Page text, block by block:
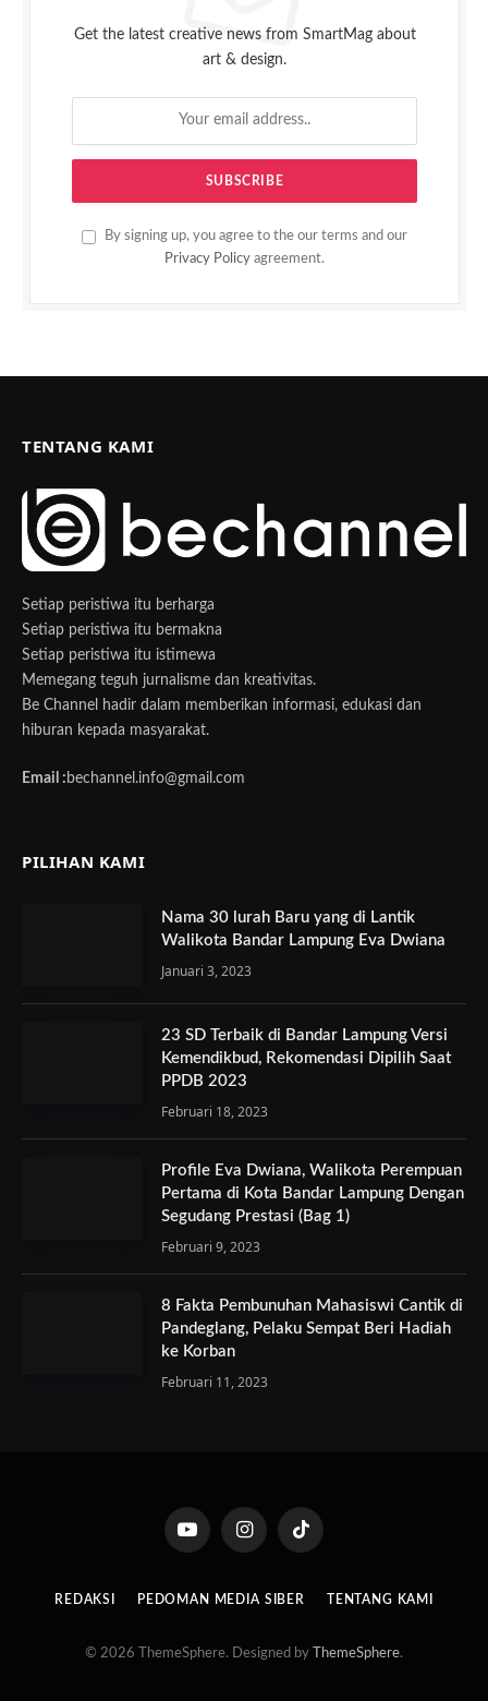
Get the latest creative news from SmartMag about
art & design.
By signing up, you agree to the our terms and our
Privacy Policy agreement.
TENTANG KAMI
Setiap peristiwa itu berharga
Setiap peristiwa itu bermakna
Setiap peristiwa itu istimewa
Memegang teguh jurnalisme dan kreativitas.
Be Channel hadir dalam memberikan informasi, edukasi dan
hiburan kepada masyarakat.
Email : bechannel.info@gmail.com
PILIHAN KAMI
Nama 30 lurah Baru yang di Lantik
Walikota Bandar Lampung Eva Dwiana
Januari 3, 2023
23 SD Terbaik di Bandar Lampung Versi
Kemendikbud, Rekomendasi Dipilih Saat
PPDB 2023
Februari 18, 2023
Profile Eva Dwiana, Walikota Perempuan
Pertama di Kota Bandar Lampung Dengan
Segudang Prestasi (Bag 1)
Februari 9, 2023
8 Fakta Pembunuhan Mahasiswi Cantik di
Pandeglang, Pelaku Sempat Beri Hadiah
ke Korban
Februari 11, 2023
YouTube InstagramTikTok
REDAKSI PEDOMAN MEDIA SIBER TENTANG KAMI
© 2026 ThemeSphere. Designed by ThemeSphere.